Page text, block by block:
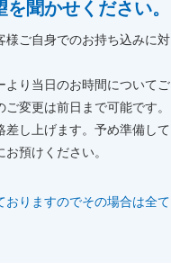
聞かせください。
様ご自身でのお持ち込みに対
より当日のお時間についてご
変更は前日まで可能です。
差し上げます。予め準備して
預けください。
りますのでその場合は全て